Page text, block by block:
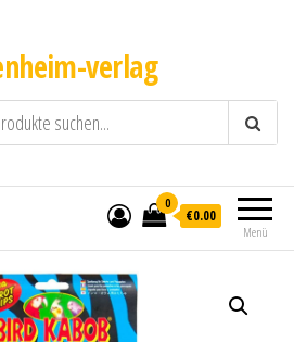
verlag
Menü
0
€0.00